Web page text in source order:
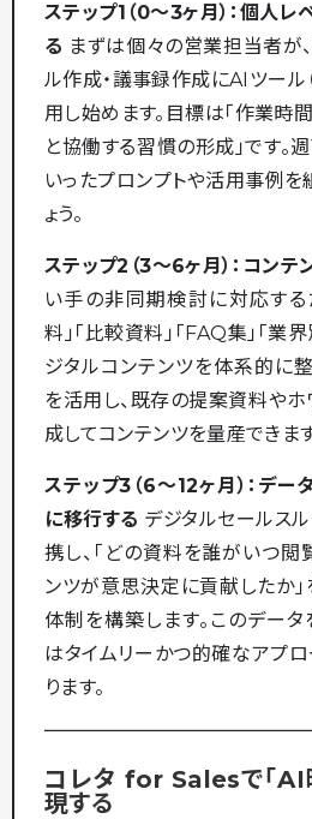
ステップ1（0〜3ヶ月）：個人
る まずは個々の営業担当者が
ル作成・議事録作成にAIツー
用し始めます。目標は「作業時間
と協働する習慣の形成」です。
いったプロンプトや活用事例
ょう。
ステップ2（3〜6ヶ月）：コン
い手の非同期検討に対応する
料」「比較資料」「FAQ集」「業
ジタルコンテンツを体系的に
を活用し、既存の提案資料や
成してコンテンツを量産できます
ステップ3（6〜12ヶ月）：デ
に移行する デジタルセールス
携し、「どの資料を誰がいつ閲
ンツが意思決定に貢献したか
体制を構築します。このデー
はタイムリーかつ的確なアプ
ります。
コレタ for Salesで「AI
現する